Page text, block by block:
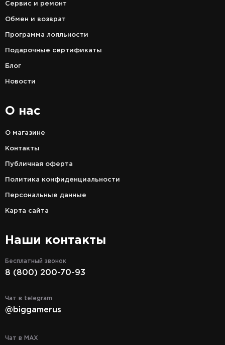
Сервис и ремонт
Обмен и возврат
Программа лояльности
Подарочные сертификаты
Блог
Новости
О нас
О магазине
Контакты
Публичная оферта
Политика конфиденциальности
Персональные данные
Карта сайта
Наши контакты
Бесплатный звонок
8 (800) 200-70-93
Чат в telegram
@biggamerus
Чат в MAX